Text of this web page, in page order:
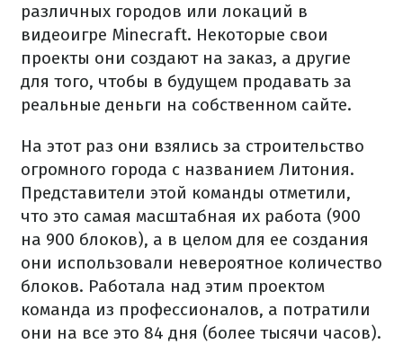
различных городов или локаций в
видеоигре Minecraft. Некоторые свои
проекты они создают на заказ, а другие
для того, чтобы в будущем продавать за
реальные деньги на собственном сайте.
На этот раз они взялись за строительство
огромного города с названием Литония.
Представители этой команды отметили,
что это самая масштабная их работа (900
на 900 блоков), а в целом для ее создания
они использовали невероятное количество
блоков. Работала над этим проектом
команда из профессионалов, а потратили
они на все это 84 дня (более тысячи часов).